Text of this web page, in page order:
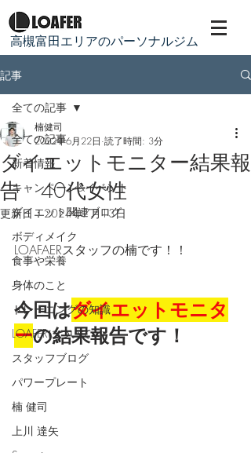
​高槻富田エリアのパーソナルジム
記事
全ての記事
新着情報
キャンペーン&イベント
ダイエット関連ブログ
ボディメイク
食事や栄養
身体のこと
トレーニングの知識
LOAFERについて
スタッフブログ
パワープレート
楠 健司
上川 達矢
全ての記事
ダイエットモニター結果報
告 40代女性
楠健司
2022年6月22日 読了時間: 3分
更新日：2024年7月13日
LOAFAERスタッフの楠です！！
今回はダイエットモニタ
ーの結果報告です！